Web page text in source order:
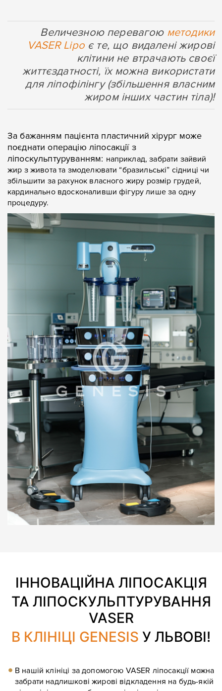
Величезною перевагоюметодики
VASER Lipoє те, що видалені жирові
клітини не втрачають своєї
життєздатності, їх можна використати
для ліпофілінгу (збільшення власним
жиром інших частин тіла)!
За бажанням пацієнта пластичний хірург може
поєднати операцію ліпосакції з
ліпоскульптуруванням: наприклад, забрати зайвий
жир з живота та змоделювати “бразильські” сідниці чи
збільшити за рахунок власного жиру розмір грудей,
кардинально вдосконаливши фігуру лише за одну
процедуру.
ІННОВАЦІЙНА ЛІПОСАКЦІЯ
ТА ЛІПОСКУЛЬПТУРУВАННЯ
VASER
В КЛІНІЦІ GENESIS У ЛЬВОВІ!
В нашій клініці за допомогою VASER ліпосакції можна
забрати надлишкові жирові відкладення на будь-якій